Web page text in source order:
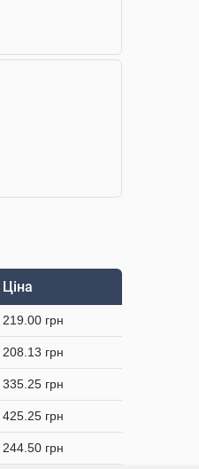
Ціна
219.00 грн
208.13 грн
335.25 грн
425.25 грн
244.50 грн